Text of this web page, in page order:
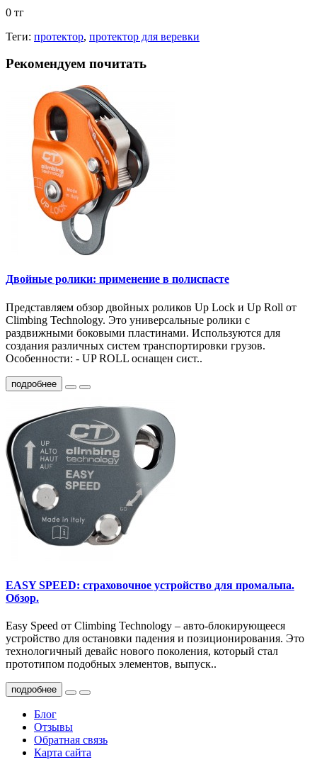
0 тг
Теги: протектор, протектор для веревки
Рекомендуем почитать
Двойные ролики: применение в полиспасте
Представляем обзор двойных роликов Up Lock и Up Roll от
Climbing Technology. Это универсальные ролики с
раздвижными боковыми пластинами. Используются для
создания различных систем транспортировки грузов.
Особенности: - UP ROLL оснащен сист..
подробнее
EASY SPEED: страховочное устройство для промальпа.
Обзор.
Easy Speed от Climbing Technology – авто-блокирующееся
устройство для остановки падения и позиционирования. Это
технологичный девайс нового поколения, который стал
прототипом подобных элементов, выпуск..
подробнее
Блог
Отзывы
Обратная связь
Карта сайта